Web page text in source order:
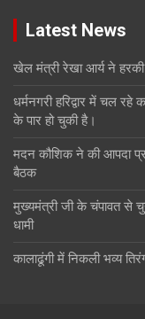
Latest News
खेल मंत्री रेखा आर्य ने हरकी
धर्मनगरी हरिद्वार में चल
के पार हो चुकी है।
मदन कौशिक ने की आपदा
बैठक
मुख्यमंत्री जी के चंपावत से
धामी
कालाढूंगी में निकली भव्य